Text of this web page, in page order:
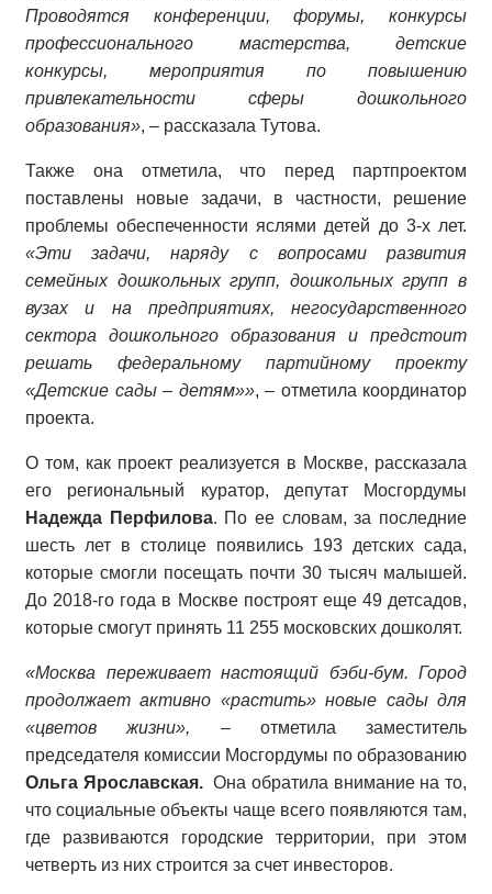
Проводятся конференции, форумы, конкурсы
профессионального мастерства, детские
конкурсы, мероприятия по повышению
привлекательности сферы дошкольного
образования», – рассказала Тутова.
Также она отметила, что перед партпроектом
поставлены новые задачи, в частности, решение
проблемы обеспеченности яслями детей до 3-х лет.
«Эти задачи, наряду с вопросами развития
семейных дошкольных групп, дошкольных групп в
вузах и на предприятиях, негосударственного
сектора дошкольного образования и предстоит
решать федеральному партийному проекту
«Детские сады – детям»», – отметила координатор
проекта.
О том, как проект реализуется в Москве, рассказала
его региональный куратор, депутат Мосгордумы
Надежда Перфилова. По ее словам, за последние
шесть лет в столице появились 193 детских сада,
которые смогли посещать почти 30 тысяч малышей.
До 2018-го года в Москве построят еще 49 детсадов,
которые смогут принять 11 255 московских дошколят.
«Москва переживает настоящий бэби-бум. Город
продолжает активно «растить» новые сады для
«цветов жизни», – отметила заместитель
председателя комиссии Мосгордумы по образованию
Ольга Ярославская.Она обратила внимание на то,
что социальные объекты чаще всего появляются там,
где развиваются городские территории, при этом
четверть из них строится за счет инвесторов.